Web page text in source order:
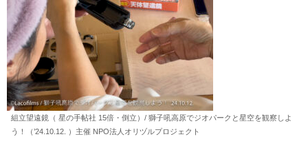
組立望遠鏡（ 星の手帖社 15倍・倒立）/ 獅子吼高原でジオパークと星空を観察しよ
う！（’24.10.12. ）主催 NPO法人オリヅルプロジェクト